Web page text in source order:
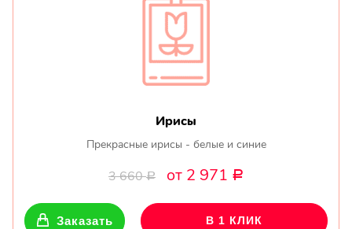
Ирисы
Прекрасные ирисы - белые и синие
3 660Р от 2 971 Р
Заказать В 1 КЛИК